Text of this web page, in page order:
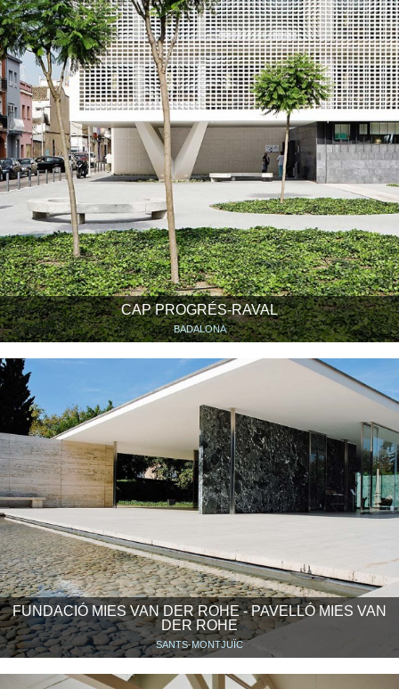
CAP PROGRÉS-RAVAL
BADALONA
FUNDACIÓ MIES VAN DER ROHE - PAVELLÓ MIES VAN
DER ROHE
SANTS-MONTJUÏC